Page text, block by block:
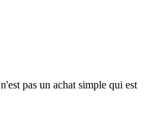
pas un achat simple qui est